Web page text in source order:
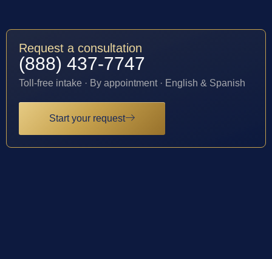
Request a consultation
(888) 437-7747
Toll-free intake · By appointment · English & Spanish
Start your request